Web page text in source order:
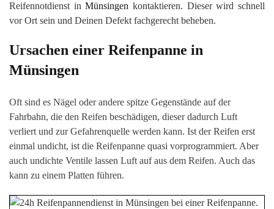
Reifennotdienst inMünsingen kontaktieren. Dieser wird schnell
vor Ort sein und Deinen Defekt fachgerecht beheben.
Ursachen einer Reifenpanne in
Münsingen
Oft sind es Nägel oder andere spitze Gegenstände auf der
Fahrbahn, die den Reifen beschädigen, dieser dadurch Luft
verliert und zur Gefahrenquelle werden kann. Ist der Reifen erst
einmal undicht, ist die Reifenpanne quasi vorprogrammiert. Aber
auch undichte Ventile lassen Luft auf aus dem Reifen. Auch das
kann zu einem Platten führen.